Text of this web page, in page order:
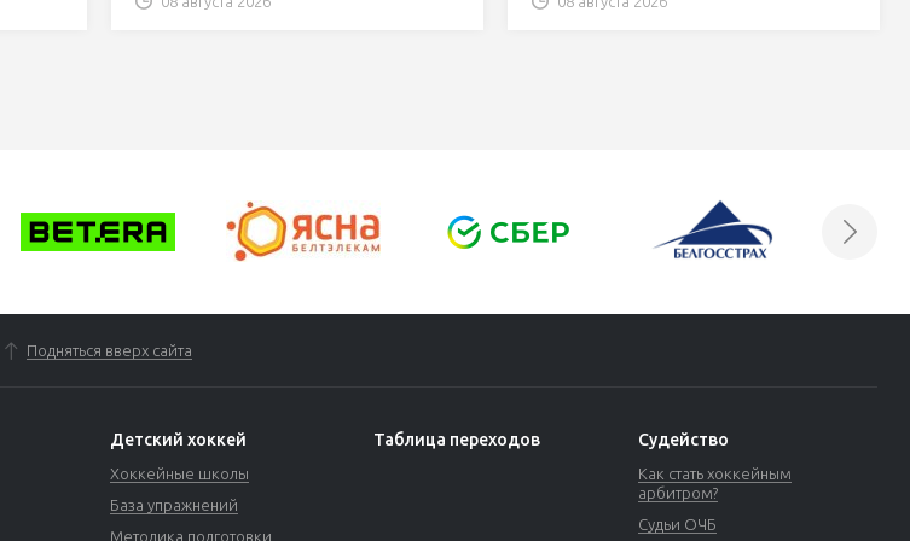
Подняться вверх сайта
Детский хоккей
Хоккейные школы
База упражнений
Методика подготовки
Таблица переходов Судейство
Как стать хоккейным
арбитром?
Судьи ОЧБ